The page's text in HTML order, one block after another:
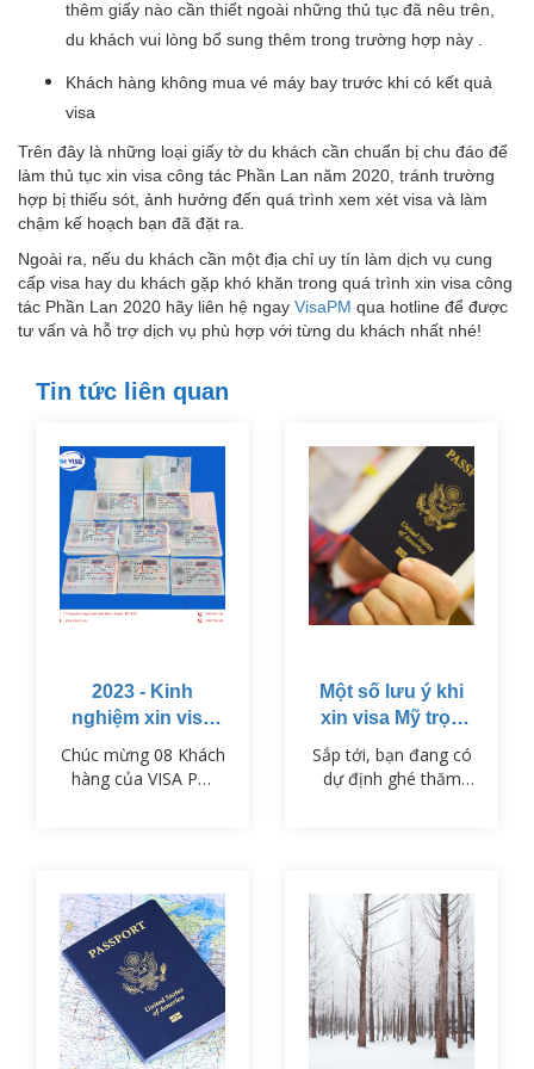
thêm giấy nào cần thiết ngoài những thủ tục đã nêu trên,
du khách vui lòng bổ sung thêm trong trường hợp này .
Khách hàng không mua vé máy bay trước khi có kết quả
visa
Trên đây là những loại giấy tờ du khách cần chuẩn bị chu đáo để
làm thủ tục xin visa công tác Phần Lan năm 2020, tránh trường
hợp bị thiếu sót, ảnh hưởng đến quá trình xem xét visa và làm
chậm kế hoạch bạn đã đặt ra.
Ngoài ra, nếu du khách cần một địa chỉ uy tín làm dịch vụ cung
cấp visa hay du khách gặp khó khăn trong quá trình xin visa công
tác Phần Lan 2020 hãy liên hệ ngay VisaPM qua hotline để được
tư vấn và hỗ trợ dịch vụ phù hợp với từng du khách nhất nhé!
Tin tức liên quan
2023 - Kinh
nghiệm xin visa
du lịch Nhật Bản
Chúc mừng 08 Khách
hàng của VISA PM
Một số lưu ý khi
xin visa Mỹ trọn
gói
Sắp tới, bạn đang có
dự định ghé thăm
Đừng lo, đã có
visaPM, chúng tôi sẽ
cung cấp đến bạn
một số thông tin hữu
ích để làm visa đi Mỹ
trong bài viết dưới
đây.